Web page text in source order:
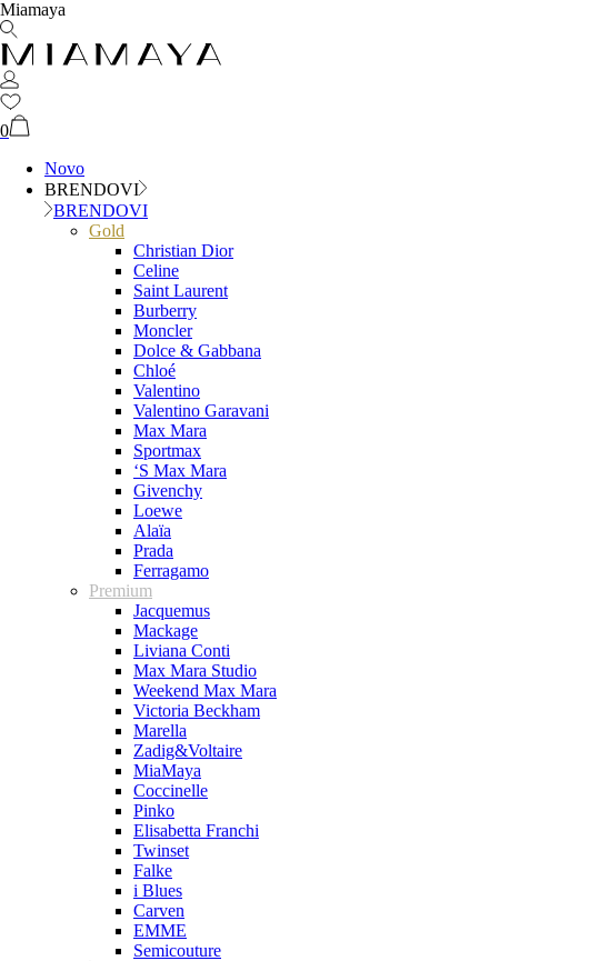
Miamaya
0
Novo
BRENDOVI
BRENDOVI
Gold
Christian Dior
Celine
Saint Laurent
Burberry
Moncler
Dolce & Gabbana
Chloé
Valentino
Valentino Garavani
Max Mara
Sportmax
‘S Max Mara
Givenchy
Loewe
Alaïa
Prada
Ferragamo
Premium
Jacquemus
Mackage
Liviana Conti
Max Mara Studio
Weekend Max Mara
Victoria Beckham
Marella
Zadig&Voltaire
MiaMaya
Coccinelle
Pinko
Elisabetta Franchi
Twinset
Falke
i Blues
Carven
EMME
Semicouture